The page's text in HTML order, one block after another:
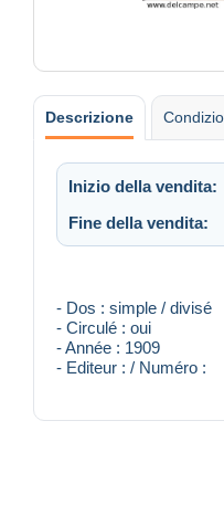
Descrizione
Inizio della vendita:
Fine della vendita:
- Dos : simple / divisé
- Circulé : oui
- Année : 1909
- Editeur : / Numéro :